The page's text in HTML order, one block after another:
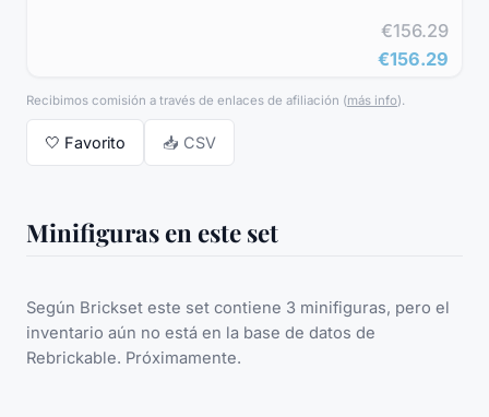
€156.29
€156.29
Recibimos comisión a través de enlaces de afiliación (más info).
🤍 Favorito 📥 CSV
Minifiguras en este set
Según Brickset este set contiene 3 minifiguras, pero el
inventario aún no está en la base de datos de
Rebrickable. Próximamente.